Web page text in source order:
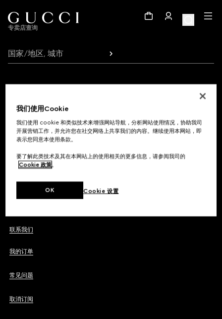
专卖店查询
国家/地区, 城市
获取系列发布、个性化通信和品牌最新资讯的专享更新动态。
电子邮件
联系我们
我的订单
常见问题
取消订阅
我们使用Cookie
我们使用 cookie 和类似技术来增强网站导航，分析网站使用情况，协助我司
开展营销工作，并允许您在社交网络上共享我们的内容。继续使用本网站，即
表示您同意本使用条款。
要了解此类技术及其在本网站上的使用相关的更多信息，请参阅我司的
Cookie 政策。
Cookie 设置
OK